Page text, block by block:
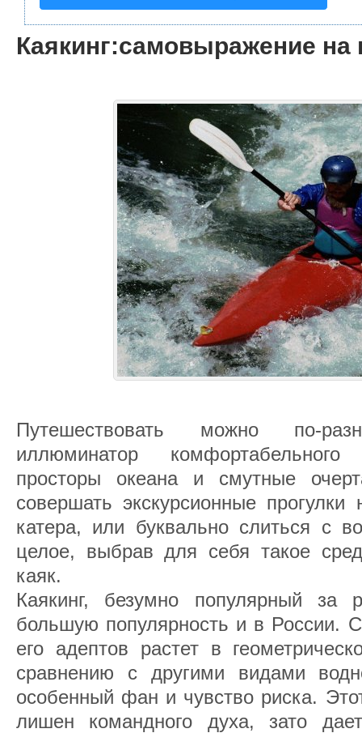
Каякинг:самовыражение на
Путешествовать можно по-
иллюминатор
просторы океана и смутные
совершать экскурсионные прогулки
катера, или буквально слиться с
целое, выбрав для себя такое
каяк.
Каякинг, безумно популярный за
большую популярность и в России.
его адептов растет в
сравнению с другими видами
особенный фан и чувство риска.
лишен командного духа, зато